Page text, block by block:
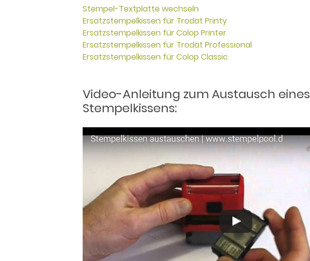
Stempel-Textplatte wechseln
Ersatzstempelkissen für Trodat Printy
Ersatzstempelkissen für Colop Printer
Ersatzstempelkissen für Trodat Professional
Ersatzstempelkissen für Colop Classic
Video-Anleitung zum Austausch eines
Stempelkissens: